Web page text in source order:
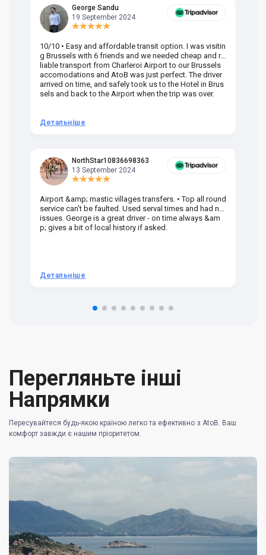
George Sandu
19 September 2024
10/10 • Easy and affordable transit option. I was visitin
g Brussels with 6 friends and we needed cheap and re
liable transport from Charleroi Airport to our Brussels
accomodations and AtoB was just perfect. The driver
arrived on time, and safely took us to the Hotel in Brus
sels and back to the Airport when the trip was over.
Детальніше
NorthStar10836698363
13 September 2024
Airport &amp; mastic villages transfers. • Top all round
service can't be faulted. Used serval times and had no
issues. George is a great driver - on time always &am
p; gives a bit of local history if asked.
Детальніше
Перегляньте інші
Напрямки
Пересувайтеся будь-якою країною легко та ефективно з AtoB. Ваш
комфорт завжди є нашим пріоритетом.